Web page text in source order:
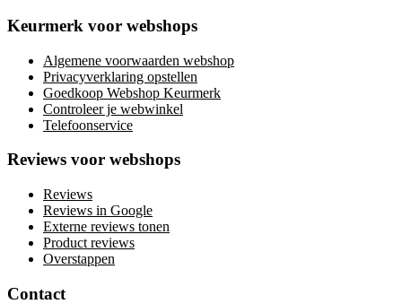
Keurmerk voor webshops
Algemene voorwaarden webshop
Privacyverklaring opstellen
Goedkoop Webshop Keurmerk
Controleer je webwinkel
Telefoonservice
Reviews voor webshops
Reviews
Reviews in Google
Externe reviews tonen
Product reviews
Overstappen
Contact